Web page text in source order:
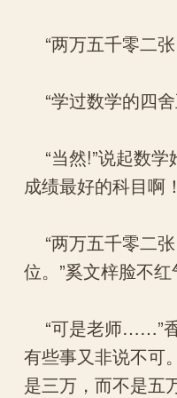
“两万五千零二张
“学过数学的四
“当然!”说起数学
成绩最好的科目啊！
“两万五千零二
位。”奚文梓脸不红
“可是老师……”
有些事又非说不可
是三万，而不是五